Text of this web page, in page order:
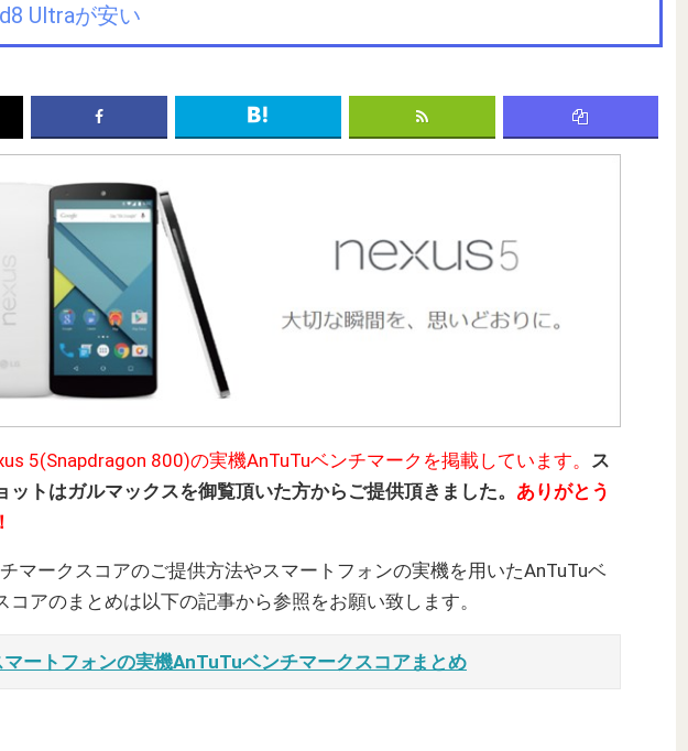
Ultraが安い
5(Snapdragon 800)の実機AnTuTuベンチマークを掲載しています。 ス
ットはガルマックスを御覧頂いた方からご提供頂きました。 ありがとう
マークスコアのご提供方法やスマートフォンの実機を用いたAnTuTuベ
コアのまとめは以下の記事から参照をお願い致します。
マートフォンの実機AnTuTuベンチマークスコアまとめ